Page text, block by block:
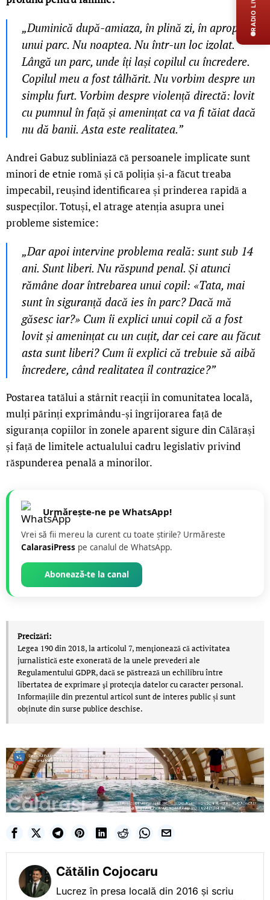
„Duminică după-amiaza, în plină zi, în apropierea
unui parc. Nu noaptea. Nu într-un loc izolat.
Lângă un parc, unde îți lași copilul cu încredere.
Copilul meu a fost tâlhărit. Nu vorbim despre un
simplu furt. Vorbim despre violență directă: lovit
cu pumnul în față și amenințat ca va fi tăiat dacă
nu dă banii. Asta este realitatea.”
Andrei Gabuz subliniază că persoanele implicate sunt
minori de etnie romă și că poliția și-a făcut treaba
impecabil, reușind identificarea și prinderea rapidă a
suspecților. Totuși, el atrage atenția asupra unei
probleme sistemice:
„Dar apoi intervine problema reală: sunt sub 14
ani. Sunt liberi. Nu răspund penal. Și atunci
rămâne doar întrebarea unui copil: «Tata, mai
sunt în siguranță dacă ies în parc? Dacă mă
găsesc iar?» Cum îi explici unui copil că a fost
lovit și amenințat cu un cuțit, dar cei care au făcut
asta sunt liberi? Cum îi explici că trebuie să aibă
încredere, când realitatea îl contrazice?”
Postarea tatălui a stârnit reacții în comunitatea locală,
mulți părinți exprimându-și îngrijorarea față de
siguranța copiilor în zonele aparent sigure din Călărași
și față de limitele actualului cadru legislativ privind
răspunderea penală a minorilor.
Urmărește-ne pe WhatsApp!
Vrei să fii mereu la curent cu toate știrile? Urmăreste
CalarasiPress pe canalul de WhatsApp.
Abonează-te la canal
Precizări:
Legea 190 din 2018, la articolul 7, menţionează că activitatea
jurnalistică este exonerată de la unele prevederi ale
Regulamentului GDPR, dacă se păstrează un echilibru între
libertatea de exprimare şi protecţia datelor cu caracter personal.
Informațiile din prezentul articol sunt de interes public și sunt
obținute din surse publice deschise.
Cătălin Cojocaru
Lucrez în presa locală din 2016 și scriu
RADIO LIVE